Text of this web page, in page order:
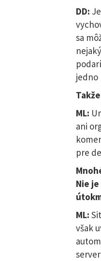
DD:
sa
jedno
ML:
ani
pre
Nie
ML:
však